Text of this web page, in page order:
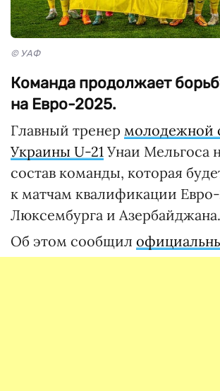
© УАФ
Команда продолжает
на Евро-2025.
Главный тренер молодежной
Украины U-21 Унаи Мельгоса
состав команды, которая
к матчам квалификации
Люксембурга и Азербайджана.
Об этом сообщил